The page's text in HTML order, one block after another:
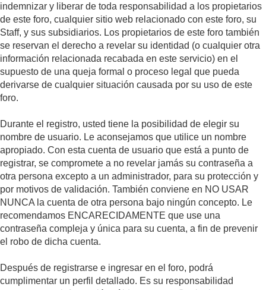
indemnizar y liberar de toda responsabilidad a los propietarios
de este foro, cualquier sitio web relacionado con este foro, su
Staff, y sus subsidiarios. Los propietarios de este foro también
se reservan el derecho a revelar su identidad (o cualquier otra
información relacionada recabada en este servicio) en el
supuesto de una queja formal o proceso legal que pueda
derivarse de cualquier situación causada por su uso de este
foro.
Durante el registro, usted tiene la posibilidad de elegir su
nombre de usuario. Le aconsejamos que utilice un nombre
apropiado. Con esta cuenta de usuario que está a punto de
registrar, se compromete a no revelar jamás su contraseña a
otra persona excepto a un administrador, para su protección y
por motivos de validación. También conviene en NO USAR
NUNCA la cuenta de otra persona bajo ningún concepto. Le
recomendamos ENCARECIDAMENTE que use una
contraseña compleja y única para su cuenta, a fin de prevenir
el robo de dicha cuenta.
Después de registrarse e ingresar en el foro, podrá
cumplimentar un perfil detallado. Es su responsabilidad